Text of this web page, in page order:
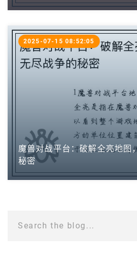
魔兽对战平台：破解全亮地图
秘密
2025-07-15 08:52:05
Search the blog...